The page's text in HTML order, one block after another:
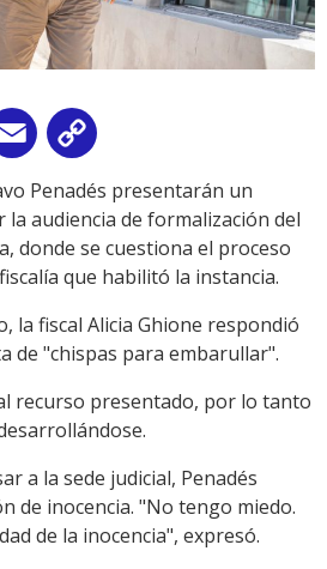
Email
Link
Penadés presentarán un
audiencia de formalización del
donde se cuestiona el proceso
que habilitó la instancia.
la fiscal Alicia Ghione respondió
de "chispas para embarullar".
recurso presentado, por lo tanto
a la sede judicial, Penadés
de inocencia. "No tengo miedo.
de la inocencia", expresó.